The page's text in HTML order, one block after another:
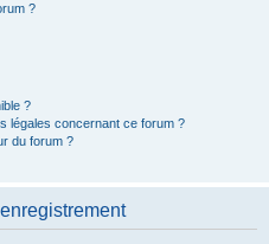
?
?
légales concernant ce forum ?
du forum ?